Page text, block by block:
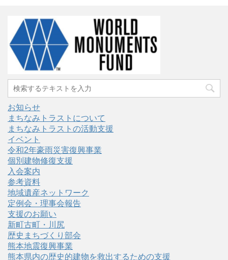
お知らせ
まちなみトラストについて
まちなみトラストの活動支援
イベント
令和2年豪雨災害復興事業
個別建物修復支援
入会案内
参考資料
地域遺産ネットワーク
定例会・理事会報告
支援のお願い
新町古町・川尻
歴史まちづくり部会
熊本地震復興事業
熊本県内の歴史的建物を救出するための支援